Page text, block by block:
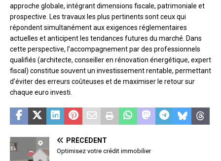
approche globale, intégrant dimensions fiscale, patrimoniale et
prospective. Les travaux les plus pertinents sont ceux qui
répondent simultanément aux exigences réglementaires
actuelles et anticipent les tendances futures du marché. Dans
cette perspective, l’accompagnement par des professionnels
qualifiés (architecte, conseiller en rénovation énergétique, expert
fiscal) constitue souvent un investissement rentable, permettant
d’éviter des erreurs coûteuses et de maximiser le retour sur
chaque euro investi.
PRÉCÉDENT
Optimisez votre crédit immobilier